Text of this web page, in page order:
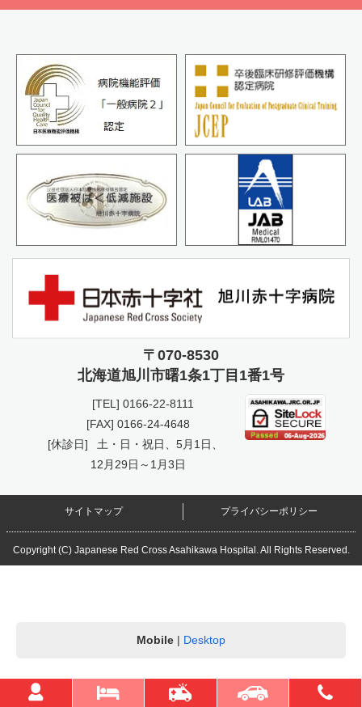
〒070-8530
北海道旭川市曙1条1丁目1番1号
[TEL] 0166-22-8111
[FAX] 0166-24-4648
[休診日]
土・日・祝日、5月1日、
12月29日～1月3日
サイトマップ プライバシーポリシー
Copyright (C) Japanese Red Cross Asahikawa Hospital. All Rights Reserved.
Mobile | Desktop